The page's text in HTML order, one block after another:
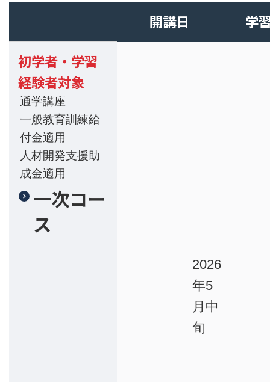
開講日 学
初学者・学習
経験者対象
通学講座
一般教育訓練給
付金適用
人材開発支援助
成金適用
一次コー
ス
2026
年5
月中
旬